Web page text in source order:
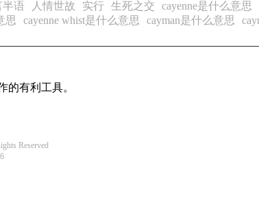
半语 人情世故 实行 生死之交 cayenne是什么意思
思 cayenne whist是什么意思 cayman是什么意思
的有利工具。
Reserved